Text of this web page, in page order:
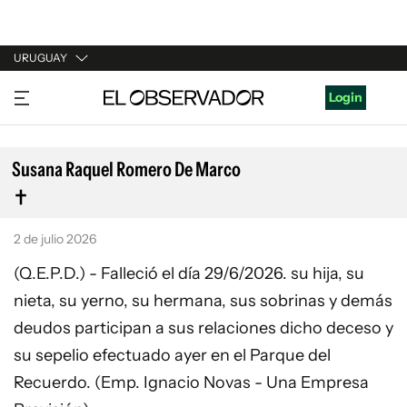
URUGUAY
URUGUAY
ARGENTINA
ESPAÑA
ESTADOS UNIDOS
Login
Susana Raquel Romero De Marco
2 de julio 2026
(Q.E.P.D.) - Falleció el día 29/6/2026. su hija, su
nieta, su yerno, su hermana, sus sobrinas y demás
deudos participan a sus relaciones dicho deceso y
su sepelio efectuado ayer en el Parque del
Recuerdo. (Emp. Ignacio Novas - Una Empresa